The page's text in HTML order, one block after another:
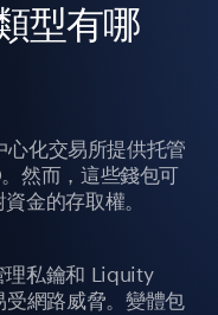
型有哪
化交易所提供托管
然而，這些錢包可
金的存取權。
理私鑰和 Liquity
網路威脅。變體包